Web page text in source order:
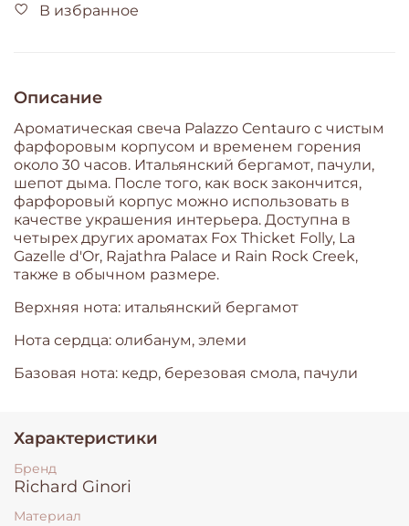
В избранное
Описание
Ароматическая свеча Palazzo Centauro с чистым
фарфоровым корпусом и временем горения
около 30 часов. Итальянский бергамот, пачули,
шепот дыма. После того, как воск закончится,
фарфоровый корпус можно использовать в
качестве украшения интерьера. Доступна в
четырех других ароматах Fox Thicket Folly, La
Gazelle d'Or, Rajathra Palace и Rain Rock Creek,
также в обычном размере.
Верхняя нота: итальянский бергамот
Нота сердца: олибанум, элеми
Базовая нота: кедр, березовая смола, пачули
Характеристики
Бренд
Richard Ginori
Материал